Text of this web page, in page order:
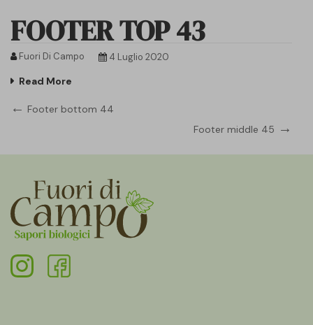
FOOTER TOP 43
Fuori Di Campo 4 Luglio 2020
Read More
Navigazione
articoli
Previous
Footer bottom 44
Footer middle 45